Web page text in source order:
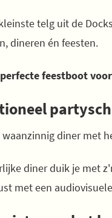
kleinste telg uit de
dineren én feesten.
perfecte feestboot
waanzinnig diner met
diner duik je met
met een